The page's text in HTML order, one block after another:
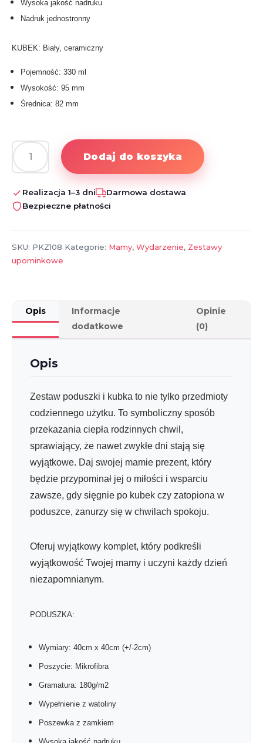
Wysoka jakość nadruku
Nadruk jednostronny
KUBEK: Biały, ceramiczny
Pojemność: 330 ml
Wysokość: 95 mm
Średnica: 82 mm
ilość
Zestaw
Relaksacyjny
Dla
i
Kubek
Dodaj do koszyka
Realizacja 1–3 dni
Darmowa dostawa
Bezpieczne płatności
SKU: PKZ108 Kategorie: Mamy, Wydarzenie, Zestawy
upominkowe
Opis
Informacje
dodatkowe
Opinie
(0)
Opis
Zestaw poduszki i kubka to nie tylko przedmioty
codziennego użytku. To symboliczny sposób
przekazania ciepła rodzinnych chwil,
sprawiający, że nawet zwykłe dni stają się
wyjątkowe. Daj swojej mamie prezent, który
będzie przypominał jej o miłości i wsparciu
zawsze, gdy sięgnie po kubek czy zatopiona w
poduszce, zanurzy się w chwilach spokoju.
Oferuj wyjątkowy komplet, który podkreśli
wyjątkowość Twojej mamy i uczyni każdy dzień
niezapomnianym.
PODUSZKA:
Wymiary: 40cm x 40cm (+/-2cm)
Poszycie: Mikrofibra
Gramatura: 180g/m2
Wypełnienie z watoliny
Poszewka z zamkiem